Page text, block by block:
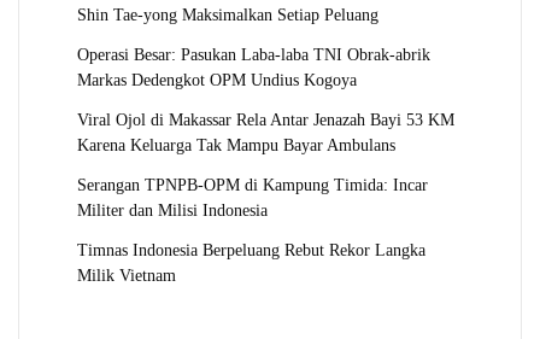
Shin Tae-yong Maksimalkan Setiap Peluang
Operasi Besar: Pasukan Laba-laba TNI Obrak-abrik
Markas Dedengkot OPM Undius Kogoya
Viral Ojol di Makassar Rela Antar Jenazah Bayi 53 KM
Karena Keluarga Tak Mampu Bayar Ambulans
Serangan TPNPB-OPM di Kampung Timida: Incar
Militer dan Milisi Indonesia
Timnas Indonesia Berpeluang Rebut Rekor Langka
Milik Vietnam